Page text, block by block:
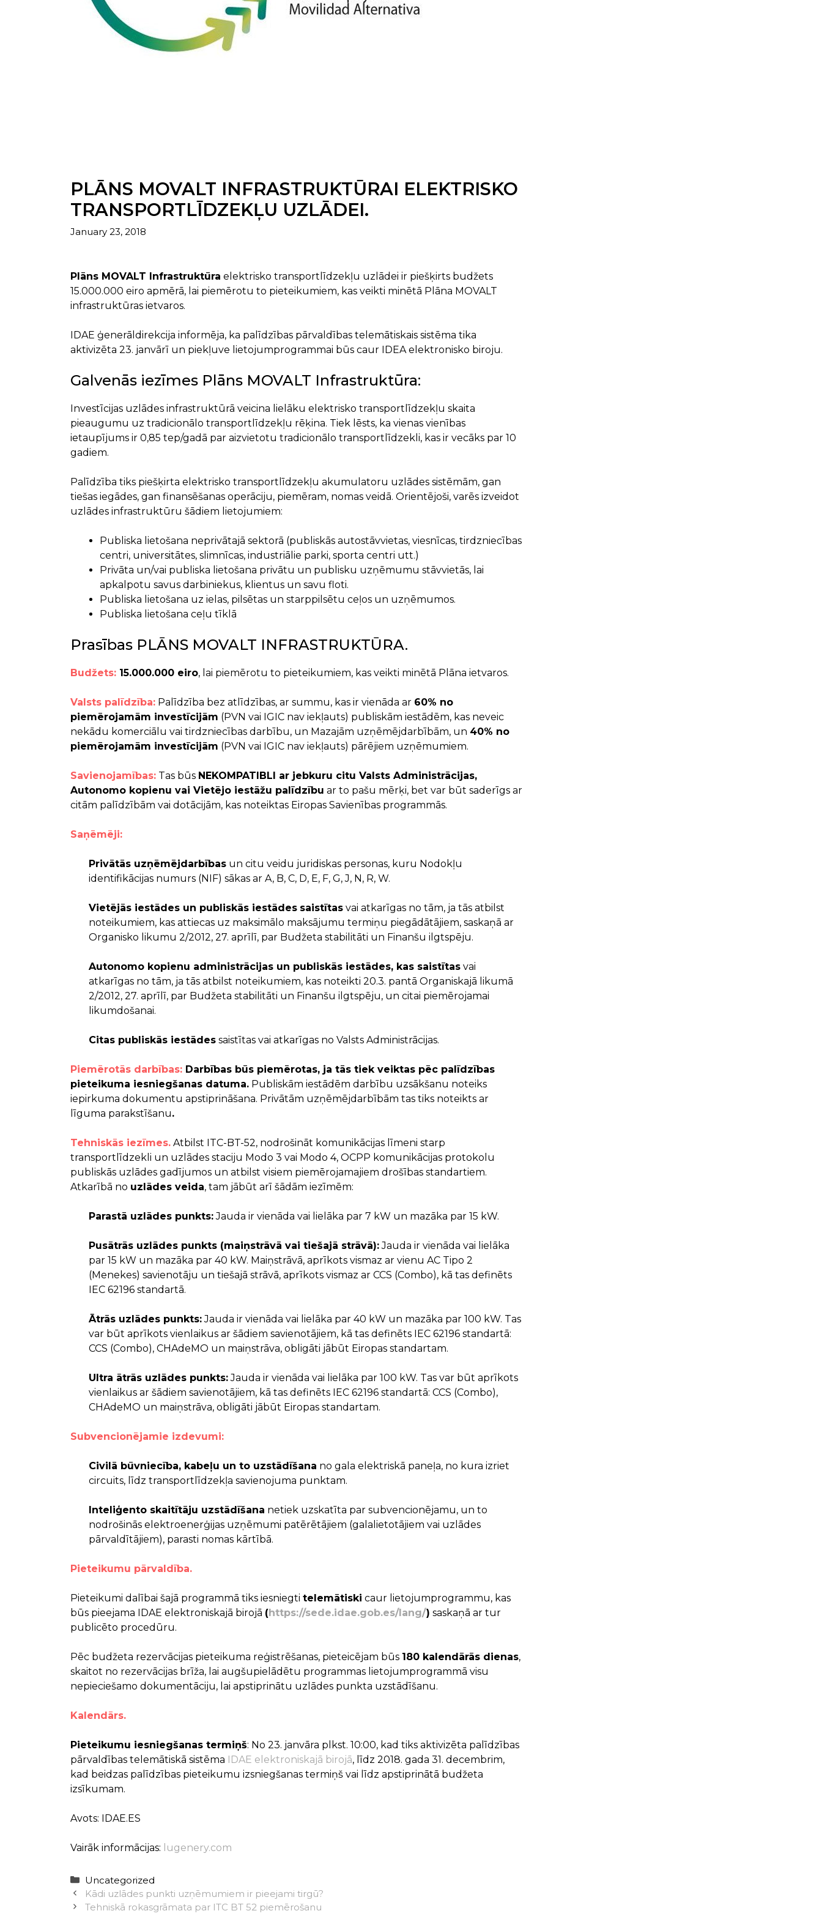
PLĀNS MOVALT INFRASTRUKTŪRAI ELEKTRISKO
TRANSPORTLĪDZEKĻU UZLĀDEI.
January 23, 2018
Plāns MOVALT Infrastruktūra elektrisko transportlīdzekļu uzlādei ir piešķirts budžets
15.000.000 eiro apmērā, lai piemērotu to pieteikumiem, kas veikti minētā Plāna MOVALT
infrastruktūras ietvaros.
IDAE ģenerāldirekcija informēja, ka palīdzības pārvaldības telemātiskais sistēma tika
aktivizēta 23. janvārī un piekļuve lietojumprogrammai būs caur IDEA elektronisko biroju.
Galvenās iezīmes Plāns MOVALT Infrastruktūra:
Investīcijas uzlādes infrastruktūrā veicina lielāku elektrisko transportlīdzekļu skaita
pieaugumu uz tradicionālo transportlīdzekļu rēķina. Tiek lēsts, ka vienas vienības
ietaupījums ir 0,85 tep/gadā par aizvietotu tradicionālo transportlīdzekli, kas ir vecāks par 10
gadiem.
Palīdzība tiks piešķirta elektrisko transportlīdzekļu akumulatoru uzlādes sistēmām, gan
tiešas iegādes, gan finansēšanas operāciju, piemēram, nomas veidā. Orientējoši, varēs izveidot
uzlādes infrastruktūru šādiem lietojumiem:
Publiska lietošana neprivātajā sektorā (publiskās autostāvvietas, viesnīcas, tirdzniecības
centri, universitātes, slimnīcas, industriālie parki, sporta centri utt.)
Privāta un/vai publiska lietošana privātu un publisku uzņēmumu stāvvietās, lai
apkalpotu savus darbiniekus, klientus un savu floti.
Publiska lietošana uz ielas, pilsētas un starppilsētu ceļos un uzņēmumos.
Publiska lietošana ceļu tīklā
Prasības PLĀNS MOVALT INFRASTRUKTŪRA.
Budžets:15.000.000 eiro, lai piemērotu to pieteikumiem, kas veikti minētā Plāna ietvaros.
Valsts palīdzība:Palīdzība bez atlīdzības, ar summu, kas ir vienāda ar 60% no
piemērojamām investīcijām (PVN vai IGIC nav iekļauts) publiskām iestādēm, kas neveic
nekādu komerciālu vai tirdzniecības darbību, un Mazajām uzņēmējdarbībām, un 40% no
piemērojamām investīcijām (PVN vai IGIC nav iekļauts) pārējiem uzņēmumiem.
Savienojamības:Tas būs NEKOMPATIBLI ar jebkuru citu Valsts Administrācijas,
Autonomo kopienu vai Vietējo iestāžu palīdzību ar to pašu mērķi, bet var būt saderīgs ar
citām palīdzībām vai dotācijām, kas noteiktas Eiropas Savienības programmās.
Saņēmēji:
Privātās uzņēmējdarbībasun citu veidu juridiskas personas, kuru Nodokļu
identifikācijas numurs (NIF) sākas ar A, B, C, D, E, F, G, J, N, R, W.
Vietējās iestādes un publiskās iestādes saistītasvai atkarīgas no tām, ja tās atbilst
noteikumiem, kas attiecas uz maksimālo maksājumu termiņu piegādātājiem, saskaņā ar
Organisko likumu 2/2012, 27. aprīlī, par Budžeta stabilitāti un Finanšu ilgtspēju.
Autonomo kopienu administrācijas un publiskās iestādes, kas saistītasvai
atkarīgas no tām, ja tās atbilst noteikumiem, kas noteikti 20.3. pantā Organiskajā likumā
2/2012, 27. aprīlī, par Budžeta stabilitāti un Finanšu ilgtspēju, un citai piemērojamai
likumdošanai.
Citas publiskās iestādessaistītas vai atkarīgas no Valsts Administrācijas.
Piemērotās darbības:Darbības būs piemērotas, ja tās tiek veiktas pēc palīdzības
pieteikuma iesniegšanas datuma.Publiskām iestādēm darbību uzsākšanu noteiks
iepirkuma dokumentu apstiprināšana. Privātām uzņēmējdarbībām tas tiks noteikts ar
līguma parakstīšanu.
Tehniskās iezīmes.Atbilst ITC-BT-52, nodrošināt komunikācijas līmeni starp
transportlīdzekli un uzlādes staciju Modo 3 vai Modo 4, OCPP komunikācijas protokolu
publiskās uzlādes gadījumos un atbilst visiem piemērojamajiem drošības standartiem.
Atkarībā no uzlādes veida, tam jābūt arī šādām iezīmēm:
Parastā uzlādes punkts:Jauda ir vienāda vai lielāka par 7 kW un mazāka par 15 kW.
Pusātrās uzlādes punkts (maiņstrāvā vai tiešajā strāvā):Jauda ir vienāda vai lielāka
par 15 kW un mazāka par 40 kW. Maiņstrāvā, aprīkots vismaz ar vienu AC Tipo 2
(Menekes) savienotāju un tiešajā strāvā, aprīkots vismaz ar CCS (Combo), kā tas definēts
IEC 62196 standartā.
Ātrās uzlādes punkts:Jauda ir vienāda vai lielāka par 40 kW un mazāka par 100 kW. Tas
var būt aprīkots vienlaikus ar šādiem savienotājiem, kā tas definēts IEC 62196 standartā:
CCS (Combo), CHAdeMO un maiņstrāva, obligāti jābūt Eiropas standartam.
Ultra ātrās uzlādes punkts:Jauda ir vienāda vai lielāka par 100 kW. Tas var būt aprīkots
vienlaikus ar šādiem savienotājiem, kā tas definēts IEC 62196 standartā: CCS (Combo),
CHAdeMO un maiņstrāva, obligāti jābūt Eiropas standartam.
Subvencionējamie izdevumi:
Civilā būvniecība, kabeļu un to uzstādīšana no gala elektriskā paneļa, no kura izriet
circuits, līdz transportlīdzekļa savienojuma punktam.
Inteliģento skaitītāju uzstādīšana netiek uzskatīta par subvencionējamu, un to
nodrošinās elektroenerģijas uzņēmumi patērētājiem (galalietotājiem vai uzlādes
pārvaldītājiem), parasti nomas kārtībā.
Pieteikumu pārvaldība.
Pieteikumi dalībai šajā programmā tiks iesniegti telemātiski caur lietojumprogrammu, kas
būs pieejama IDAE elektroniskajā birojā (https://sede.idae.gob.es/lang/) saskaņā ar tur
publicēto procedūru.
Pēc budžeta rezervācijas pieteikuma reģistrēšanas, pieteicējam būs 180 kalendārās dienas,
skaitot no rezervācijas brīža, lai augšupielādētu programmas lietojumprogrammā visu
nepieciešamo dokumentāciju, lai apstiprinātu uzlādes punkta uzstādīšanu.
Kalendārs.
Pieteikumu iesniegšanas termiņš: No 23. janvāra plkst. 10:00, kad tiks aktivizēta palīdzības
pārvaldības telemātiskā sistēma IDAE elektroniskajā birojā, līdz 2018. gada 31. decembrim,
kad beidzas palīdzības pieteikumu izsniegšanas termiņš vai līdz apstiprinātā budžeta
izsīkumam.
Avots: IDAE.ES
Vairāk informācijas: lugenery.com
Categories
Uncategorized
Kādi uzlādes punkti uzņēmumiem ir pieejami tirgū?
Tehniskā rokasgrāmata par ITC BT 52 piemērošanu